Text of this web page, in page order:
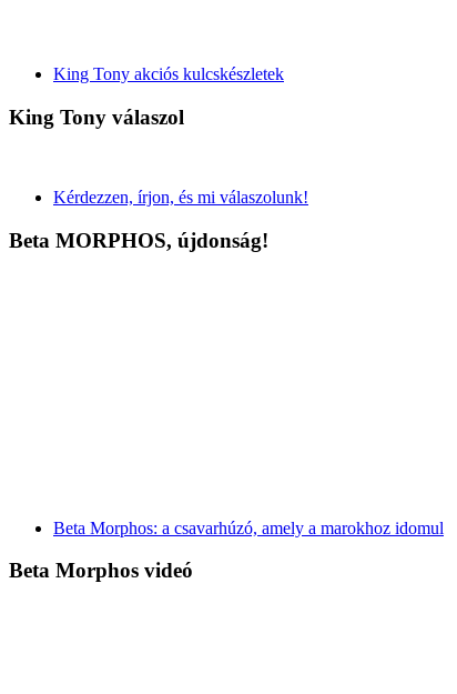
King Tony akciós kulcskészletek
King Tony válaszol
Kérdezzen, írjon, és mi válaszolunk!
Beta MORPHOS, újdonság!
Beta Morphos: a csavarhúzó, amely a marokhoz idomul
Beta Morphos videó